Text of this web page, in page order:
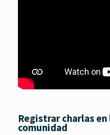
Registrar charlas
comunidad